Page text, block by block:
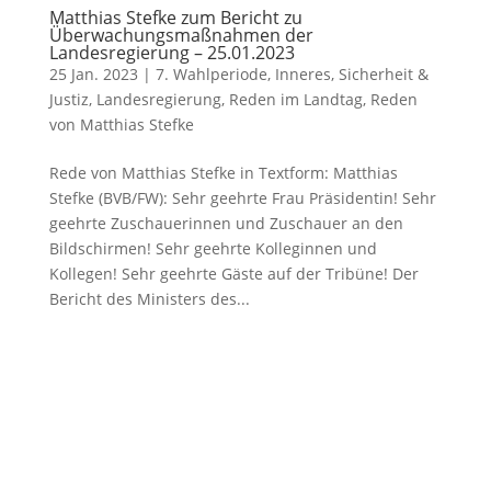
Matthias Stefke zum Bericht zu
Überwachungsmaßnahmen der
Landesregierung – 25.01.2023
25 Jan. 2023 | 7. Wahlperiode, Inneres, Sicherheit &
Justiz, Landesregierung, Reden im Landtag, Reden
von Matthias Stefke
Rede von Matthias Stefke in Textform: Matthias
Stefke (BVB/FW): Sehr geehrte Frau Präsidentin! Sehr
geehrte Zuschauerinnen und Zuschauer an den
Bildschirmen! Sehr geehrte Kolleginnen und
Kollegen! Sehr geehrte Gäste auf der Tribüne! Der
Bericht des Ministers des...